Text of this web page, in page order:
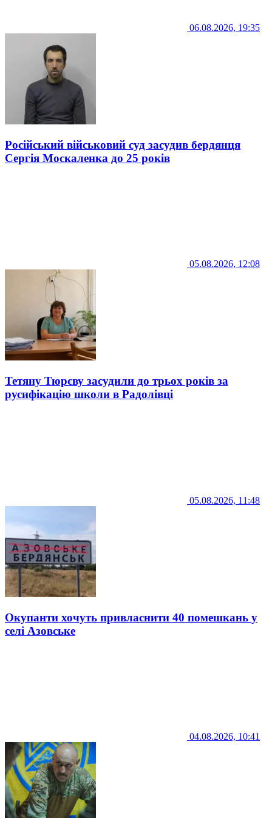
06.08.2026, 19:35
Російський військовий суд засудив бердянця
Сергія Москаленка до 25 років
05.08.2026, 12:08
Тетяну Тюрєву засудили до трьох років за
русифікацію школи в Радолівці
05.08.2026, 11:48
Окупанти хочуть привласнити 40 помешкань у
селі Азовське
04.08.2026, 10:41